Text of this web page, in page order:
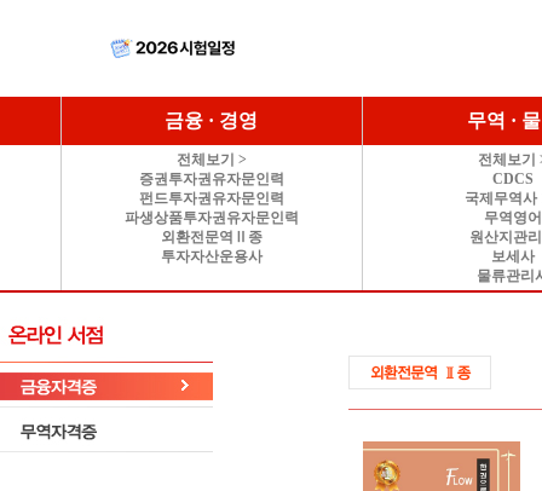
금융 · 경영
전체보기 >
증권투자권유자문인력
펀드투자권유자문인력
파생상품투자권유자문인력
외환전문역Ⅱ종
투자자산운용사
무역 ·
전체보기
CDCS
국제무역사
무역영어
원산지관
보세사
물류관리